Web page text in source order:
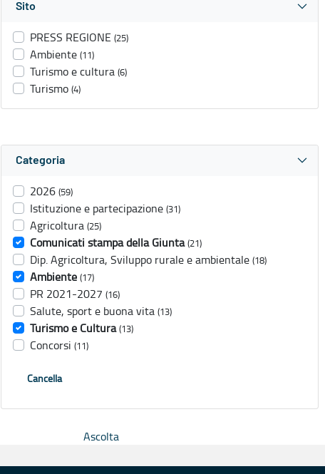
Sito
PRESS REGIONE (25)
Ambiente (11)
Turismo e cultura (6)
Turismo (4)
Categoria
2026 (59)
Istituzione e partecipazione (31)
Agricoltura (25)
Comunicati stampa della Giunta (21)
Dip. Agricoltura, Sviluppo rurale e ambientale (18)
Ambiente (17)
PR 2021-2027 (16)
Salute, sport e buona vita (13)
Turismo e Cultura (13)
Concorsi (11)
Cancella
Ascolta